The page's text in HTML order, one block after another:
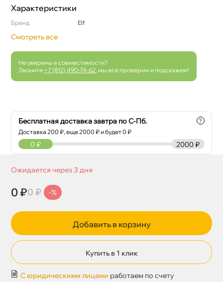
Характеристики
Бренд Elf
Смотреть все
Не уверены в совместимости?
Звоните +7 (812) 490-74-62 , мы все проверим и подскажем!
Бесплатная доставка завтра по С-Пб.
Доставка200 ₽, еще2000 ₽ и будет 0 ₽
?
2000 ₽
0 ₽
Ожидается через 3 дня
0 ₽0 ₽ -%
Добавить в корзину
Купить в 1 клик
С юридическими лицами работаем по счету